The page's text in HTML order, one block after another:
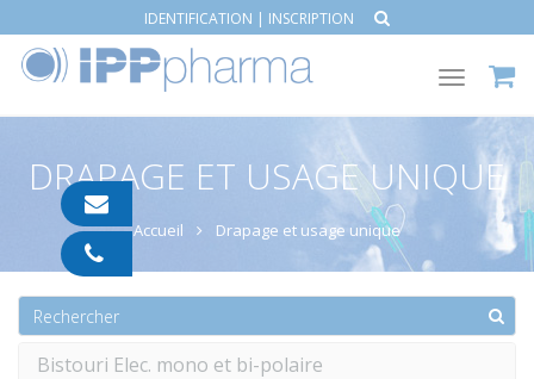
IDENTIFICATION | INSCRIPTION
Toggle
DRAPAGE ET USAGE UNIQUE
Accueil Drapage et usage unique
Bistouri Elec. mono et bi-polaire
pharma.com
91
05